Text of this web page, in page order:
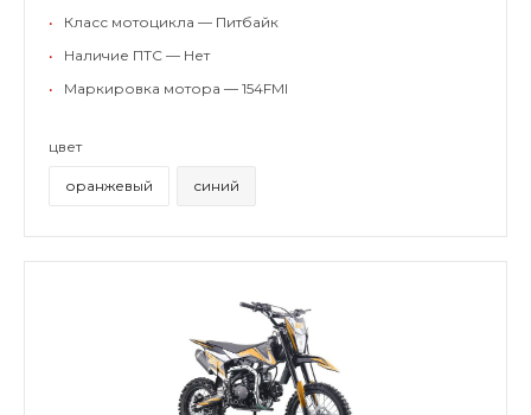
•
Класс мотоцикла — Питбайк
•
Наличие ПТС — Нет
•
Маркировка мотора — 154FMI
цвет
оранжевый синий